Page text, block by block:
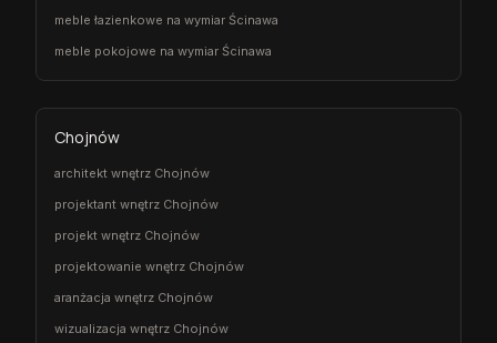
meble łazienkowe na wymiar Ścinawa
meble pokojowe na wymiar Ścinawa
Chojnów
architekt wnętrz Chojnów
projektant wnętrz Chojnów
projekt wnętrz Chojnów
projektowanie wnętrz Chojnów
aranżacja wnętrz Chojnów
wizualizacja wnętrz Chojnów